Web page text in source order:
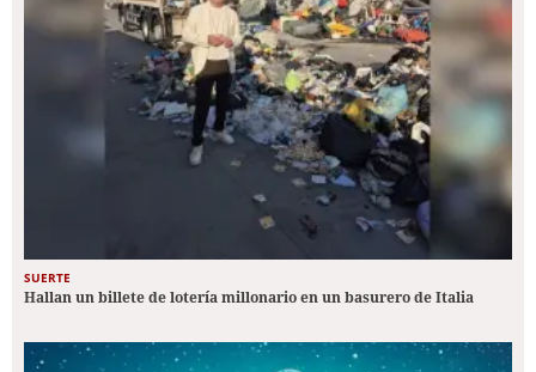
SUERTE
Hallan un billete de lotería millonario en un basurero de Italia